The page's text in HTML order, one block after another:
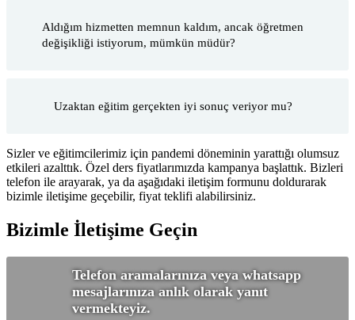
Aldığım hizmetten memnun kaldım, ancak öğretmen
değişikliği istiyorum, mümkün müdür?
Uzaktan eğitim gerçekten iyi sonuç veriyor mu?
Sizler ve eğitimcilerimiz için pandemi döneminin yarattığı olumsuz
etkileri azalttık. Özel ders fiyatlarımızda kampanya başlattık. Bizleri
telefon ile arayarak, ya da aşağıdaki iletişim formunu doldurarak
bizimle iletişime geçebilir, fiyat teklifi alabilirsiniz.
Bizimle İletişime Geçin
Telefon aramalarınıza veya whatsapp
mesajlarınıza anlık olarak yanıt
vermekteyiz.